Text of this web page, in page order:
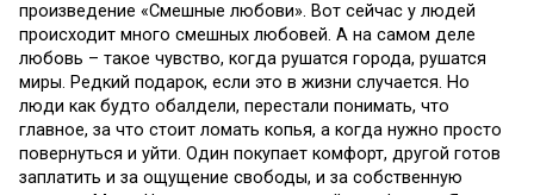
произведение «Смешные любови». Вот сейчас у людей
происходит много смешных любовей. А на самом деле
любовь – такое чувство, когда рушатся города, рушатся
миры. Редкий подарок, если это в жизни случается. Но
люди как будто обалдели, перестали понимать, что
главное, за что стоит ломать копья, а когда нужно просто
повернуться и уйти. Один покупает комфорт, другой готов
заплатить и за ощущение свободы, и за собственную